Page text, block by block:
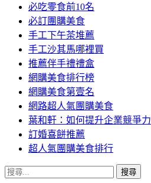
必吃零食前10名
必訂團購美食
手工下午茶堆薦
手工沙其馬哪裡買
推薦伴手禮禮盒
網購美食排行榜
網購美食第壹名
網路超人氣團購美食
葉和軒：如何提升企業競爭力
訂婚喜餅推薦
超人氣團購美食排行
搜